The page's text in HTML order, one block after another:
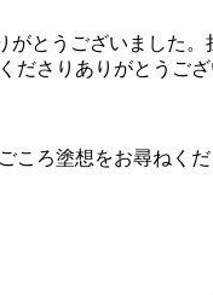
がとうございました
ださりありがとうご
ころ塗想をお尋ねくだ